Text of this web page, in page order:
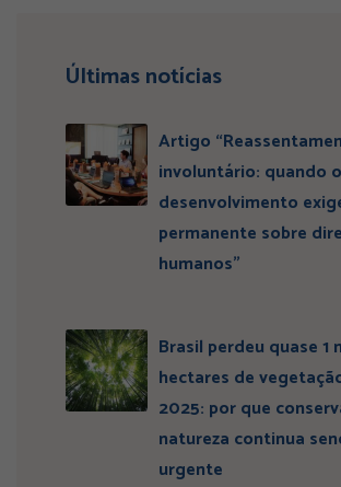
Últimas notícias
Artigo
involuntário: quando o
desenvolvimento
permanente sobre
humanos”
Brasil perdeu quase 1
hectares de
2025: por que
natureza continua
urgente